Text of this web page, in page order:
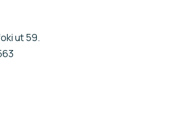
ut 59.